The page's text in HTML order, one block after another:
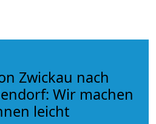
Zwickau nach
Wir machen
leicht